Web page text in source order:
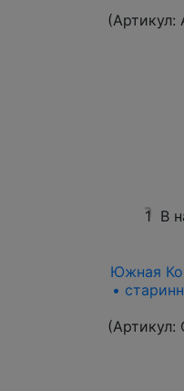
(Артикул:
1 В
Южная
•
(Артикул: